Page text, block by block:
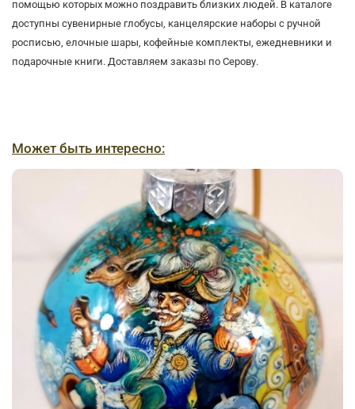
помощью которых можно поздравить близких людей. В каталоге
доступны сувенирные глобусы, канцелярские наборы с ручной
росписью, елочные шары, кофейные комплекты, ежедневники и
подарочные книги. Доставляем заказы по Серову.
Может быть интересно: